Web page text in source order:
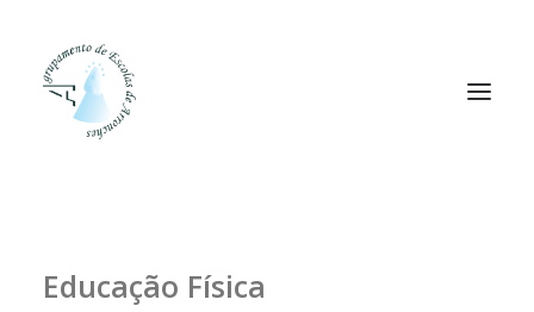
Alunos
Educação Física